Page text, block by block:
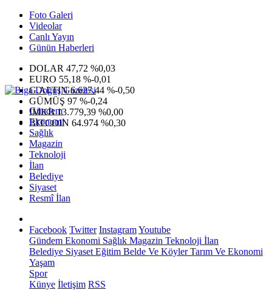
Foto Galeri
Videolar
Canlı Yayın
Günün Haberleri
DOLAR 47,72 %0,03
EURO 55,18 %-0,01
G.ALTIN6.627,44 %-0,50
GÜMÜŞ 97 %-0,24
IMKB13.779,39 %0,00
BITCOIN 64.974 %0,30
Gündem
Ekonomi
Sağlık
Magazin
Teknoloji
İlan
Belediye
Siyaset
Resmî İlan
Facebook Twitter InstagramYoutube
Gündem Ekonomi Sağlık Magazin Teknoloji İlan
Belediye Siyaset Eğitim Belde Ve KöylerTarım Ve Ekonomi
Yaşam
Spor
Künye İletişim RSS